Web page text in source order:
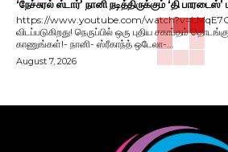
‘நேச்சுரல் ஸ்டார்’ நானி நடித்திருக்கும் ‘தி
https://www.youtube.com/
விடப்படுகிறது! நெருப்பில் ஒரு புதிய சகாப்தம்
காணுங்கள்!- நானி- ஸ்ரீகாந்த் ஒடேலா-...
August 7, 2026